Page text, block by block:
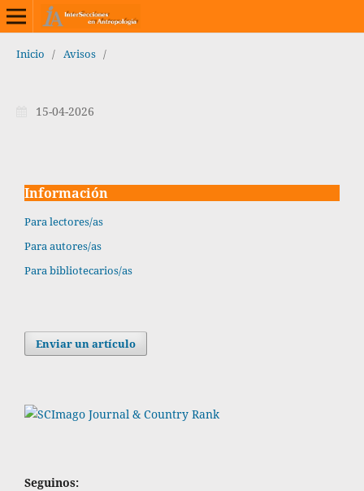
Inicio / Avisos /
15-04-2026
Información
Para lectores/as
Para autores/as
Para bibliotecarios/as
Enviar un artículo
Seguinos: